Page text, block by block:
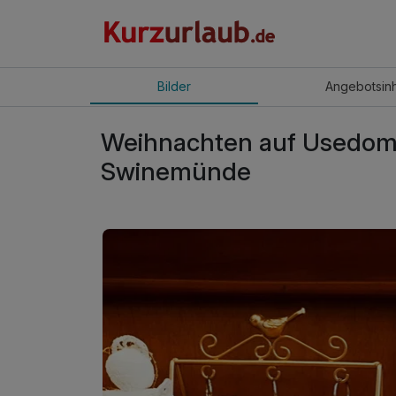
Bilder Angebot
Weihnachten auf
Swinemünde